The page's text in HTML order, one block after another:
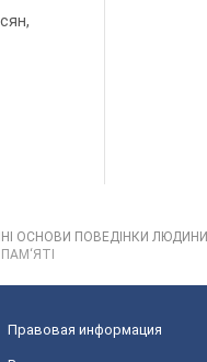
ОСНОВИ ПОВЕДІНКИ ЛЮДИНИ
Правовая информация